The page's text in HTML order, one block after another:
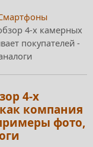
4-х камерных
покупателей -
4-х
компания
фото,